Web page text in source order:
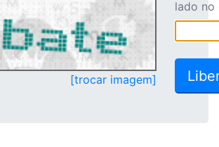
[trocar imagem]
lado no